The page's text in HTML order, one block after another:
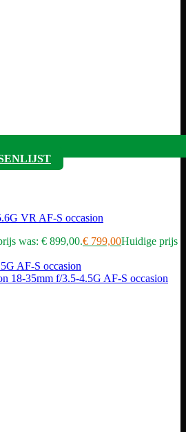
VR AF-S occasion
was: € 899,00.€ 799,00Huidige prijs